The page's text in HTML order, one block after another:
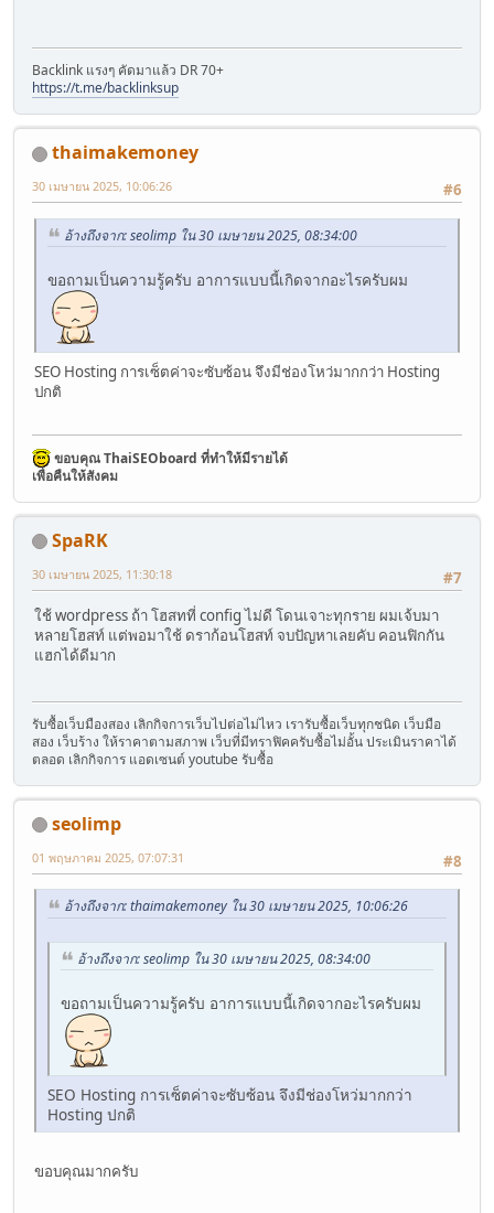
Backlink แรงๆ คัดมาแล้ว DR 70+
https://t.me/backlinksup
thaimakemoney
#6
30 เมษายน 2025, 10:06:26
อ้างถึงจาก: seolimp ใน 30 เมษายน 2025, 08:34:00
ขอถามเป็นความรู้ครับ อาการแบบนี้เกิดจากอะไรครับผม
SEO Hosting การเซ็ตค่าจะซับซ้อน จึงมีช่องโหว่มากกว่า Hosting
ปกติ
ขอบคุณ ThaiSEOboard ที่ทำให้มีรายได้
เพื่อคืนให้สังคม
SpaRK
#7
30 เมษายน 2025, 11:30:18
ใช้ wordpress ถ้า โฮสทที่ config ไม่ดี โดนเจาะทุกราย ผมเจ้บมา
หลายโฮสท์ แต่พอมาใช้ ดราก้อนโฮสท์ จบปัญหาเลยคับ คอนฟิกกัน
แฮกได้ดีมาก
รับซื้อเว็บมืองสอง เลิกกิจการเว็บไปต่อไม่ไหว เรารับซื้อเว็บทุกชนิด เว็บมือ
สอง เว็บร้าง ให้ราคาตามสภาพ เว็บที่มีทราฟิคครับซื้อไม่อั้น ประเมินราคาได้
ตลอด เลิกกิจการ แอดเซนต์ youtube รับซื้อ
seolimp
#8
01 พฤษภาคม 2025, 07:07:31
อ้างถึงจาก: thaimakemoney ใน 30 เมษายน 2025, 10:06:26
อ้างถึงจาก: seolimp ใน 30 เมษายน 2025, 08:34:00
ขอถามเป็นความรู้ครับ อาการแบบนี้เกิดจากอะไรครับผม
SEO Hosting การเซ็ตค่าจะซับซ้อน จึงมีช่องโหว่มากกว่า
Hosting ปกติ
ขอบคุณมากครับ